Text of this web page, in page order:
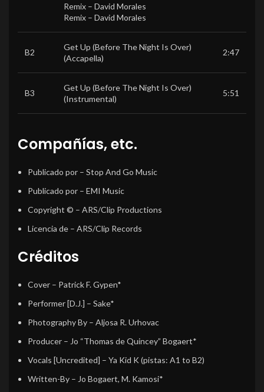
Remix – David Morales
Remix – David Morales
B2
Get Up (Before The Night Is Over)
(Accapella)
2:47
B3
Get Up (Before The Night Is Over)
(Instrumental)
5:51
Compañías, etc.
Publicado por – Stop And Go Music
Publicado por – EMI Music
Copyright © – ARS/Clip Productions
Licencia de – ARS/Clip Records
Créditos
Cover – Patrick F. Gypen*
Performer [D.J.] – Sake*
Photography By – Aljosa R. Urhovac
Producer – Jo “Thomas de Quincey” Bogaert*
Vocals [Uncredited] – Ya Kid K (pistas: A1 to B2)
Written-By – Jo Bogaert, M. Kamosi*